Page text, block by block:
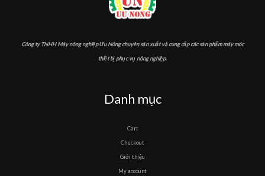
Công ty TNHH Máy nông nghiệp Ưu Nông chuyên sản xuất và cung cấp các sản phẩm máy móc
thiết bị phục vụ nông nghiệp.
Danh mục
Cart
Checkout
Giới thiệu
My account